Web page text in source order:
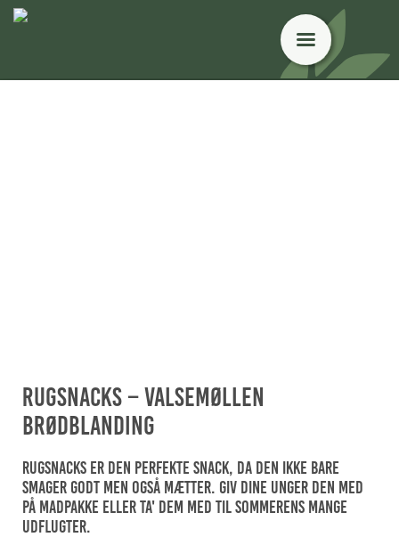
Rugsnacks – Valsemøllen
brødblanding
Rugsnacks er den perfekte snack, da den ikke bare
smager godt men også mætter. Giv dine unger den med
på madpakke eller ta' dem med til sommerens mange
udflugter.